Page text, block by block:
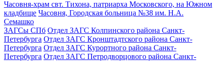
Часовня-храм свт. Тихона, патриарха Московского, на Южном
кладбище Часовня, Городская больница №38 им. Н.А.
Семашко
ЗАГСы СПб Отдел ЗАГС Колпинского района Санкт-
Петербурга Отдел ЗАГС Кронштадтского района Санкт-
Петербурга Отдел ЗАГС Курортного района Санкт-
Петербурга Отдел ЗАГС Петродворцового района Санкт-